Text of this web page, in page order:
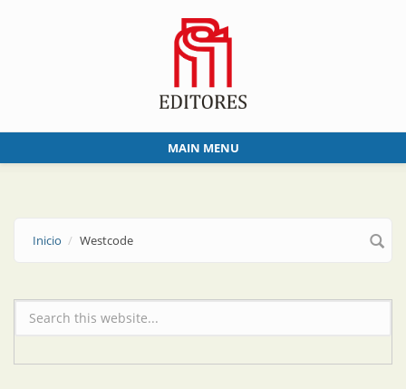
MAIN MENU
Inicio Westcode
Formulario de búsqueda